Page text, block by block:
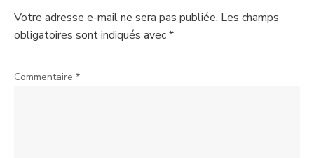
Votre adresse e-mail ne sera pas publiée. Les champs
obligatoires sont indiqués avec*
Commentaire *